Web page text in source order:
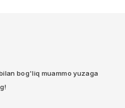
bog'liq muammo yuzaga